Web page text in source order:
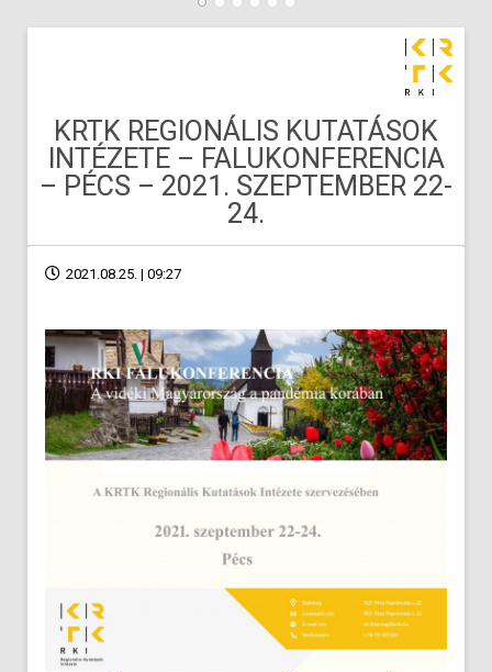
KRTK REGIONÁLIS KUTATÁSOK
INTÉZETE – FALUKONFERENCIA
– PÉCS – 2021. SZEPTEMBER 22-
24.
2021.08.25. | 09:27